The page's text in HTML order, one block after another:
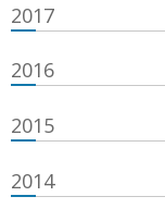
2017
2016
2015
2014